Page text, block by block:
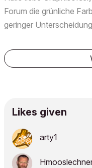
Forum die grünliche
geringer
den endgültigen Button
Far...
Likes given
arty1